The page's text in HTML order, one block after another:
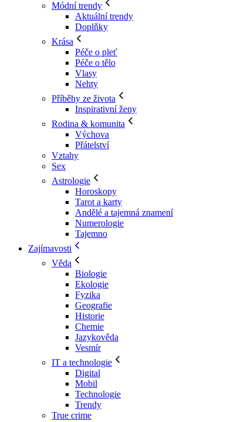
Módní trendy
Aktuální trendy
Doplňky
Krása
Péče o pleť
Péče o tělo
Vlasy
Nehty
Příběhy ze života
Inspirativní ženy
Rodina & komunita
Výchova
Přátelství
Vztahy
Sex
Astrologie
Horoskopy
Tarot a karty
Andělé a tajemná znamení
Numerologie
Tajemno
Zajímavosti
Věda
Biologie
Ekologie
Fyzika
Geografie
Historie
Chemie
Jazykověda
Vesmír
IT a technologie
Digital
Mobil
Technologie
Trendy
True crime